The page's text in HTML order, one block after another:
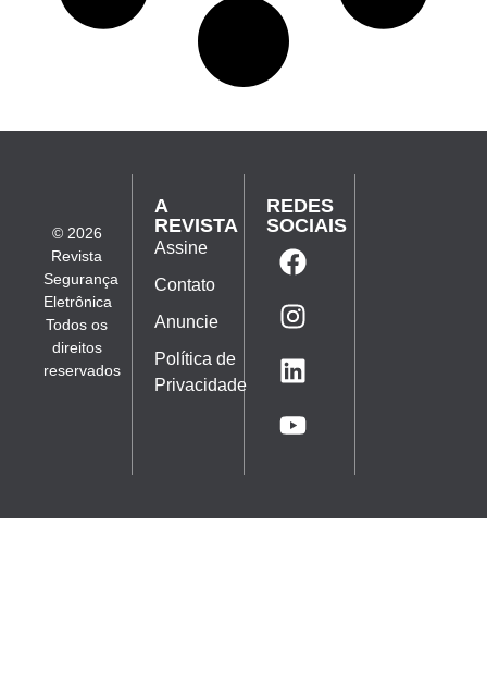
© 2026
Revista
Segurança
Eletrônica
Todos os
direitos
reservados
A
REVISTA
Assine
Contato
Anuncie
Política de
Privacidade
REDES
SOCIAIS